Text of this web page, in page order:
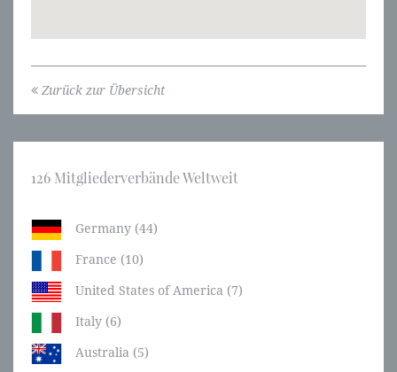
Zurück zur Übersicht
126 Mitgliederverbände Weltweit
Germany (44)
France (10)
United States of America (7)
Italy (6)
Australia (5)